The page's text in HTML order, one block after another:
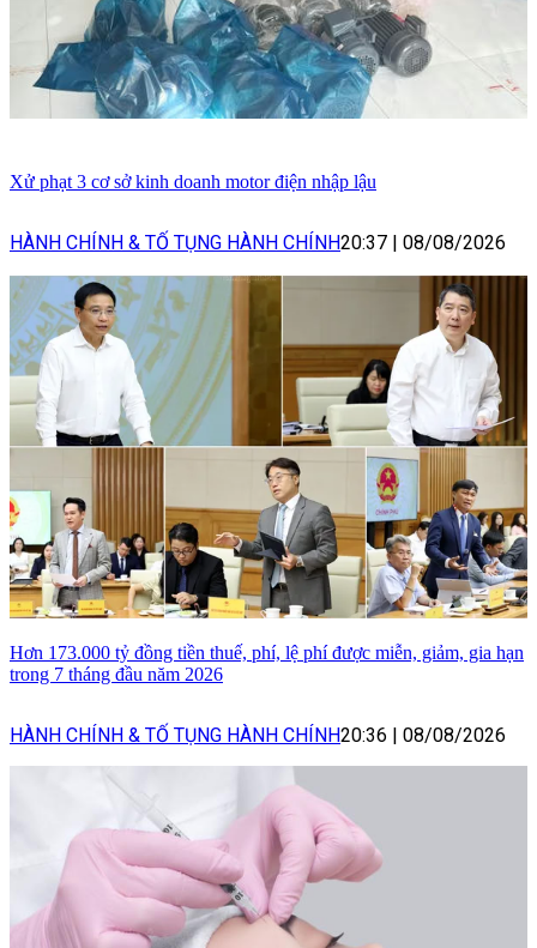
Xử phạt 3 cơ sở kinh doanh motor điện nhập lậu
HÀNH CHÍNH & TỐ TỤNG HÀNH CHÍNH20:37 | 08/08/2026
Hơn 173.000 tỷ đồng tiền thuế, phí, lệ phí được miễn, giảm, gia hạn
trong 7 tháng đầu năm 2026
HÀNH CHÍNH & TỐ TỤNG HÀNH CHÍNH20:36 | 08/08/2026